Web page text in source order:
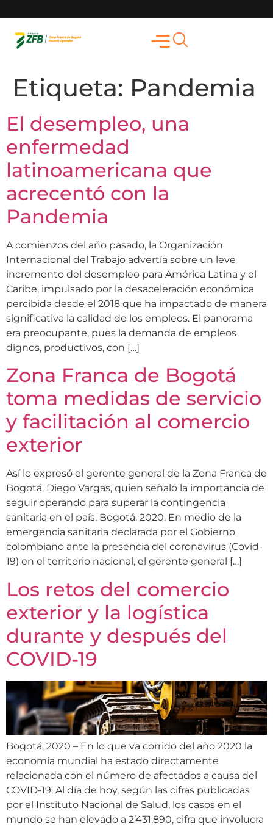
Etiqueta: Pandemia
El desempleo, una
enfermedad
latinoamericana que
acrecentó con la
Pandemia
A comienzos del año pasado, la Organización
Internacional del Trabajo advertía sobre un leve
incremento del desempleo para América Latina y el
Caribe, impulsado por la desaceleración económica
percibida desde el 2018 que ha impactado de manera
significativa la calidad de los empleos. El panorama
era preocupante, pues la demanda de empleos
dignos, productivos, con […]
Zona Franca de Bogotá
toma medidas de servicio
y facilitación al comercio
exterior
Así lo expresó el gerente general de la Zona Franca de
Bogotá, Diego Vargas, quien señaló la importancia de
seguir operando para superar la contingencia
sanitaria en el país. Bogotá, 2020. En medio de la
emergencia sanitaria declarada por el Gobierno
colombiano ante la presencia del coronavirus (Covid-
19) en el territorio nacional, el gerente general […]
Los retos del comercio
exterior y la logística
durante y después del
COVID-19
Bogotá, 2020 – En lo que va corrido del año 2020 la
economía mundial ha estado directamente
relacionada con el número de afectados a causa del
COVID-19. Al día de hoy, según las cifras publicadas
por el Instituto Nacional de Salud, los casos en el
mundo se han elevado a 2’431.890, cifra que involucra